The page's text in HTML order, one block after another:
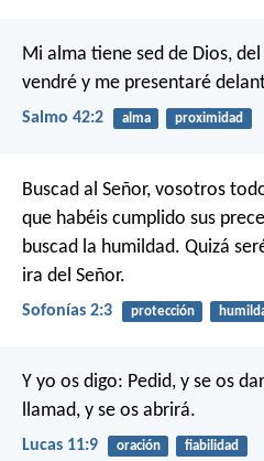
Mi alma tiene sed de Dios,
vendré y me presentaré
Salmo 42:2 alma proximidad
Buscad al Señor, vosotros
que habéis cumplido sus
buscad la humildad. Quizá
ira del Señor.
Sofonías 2:3 protección
Y yo os digo: Pedid, y se os
llamad, y se os abrirá.
Lucas 11:9 oración fiabilidad